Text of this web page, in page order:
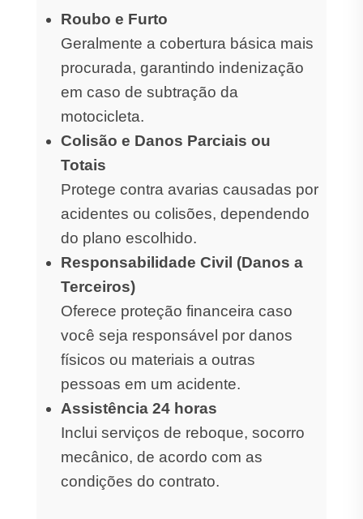
Roubo e Furto
Geralmente a cobertura básica mais
procurada, garantindo indenização
em caso de subtração da
motocicleta.
Colisão e Danos Parciais ou
Totais
Protege contra avarias causadas por
acidentes ou colisões, dependendo
do plano escolhido.
Responsabilidade Civil (Danos a
Terceiros)
Oferece proteção financeira caso
você seja responsável por danos
físicos ou materiais a outras
pessoas em um acidente.
Assistência 24 horas
Inclui serviços de reboque, socorro
mecânico, de acordo com as
condições do contrato.